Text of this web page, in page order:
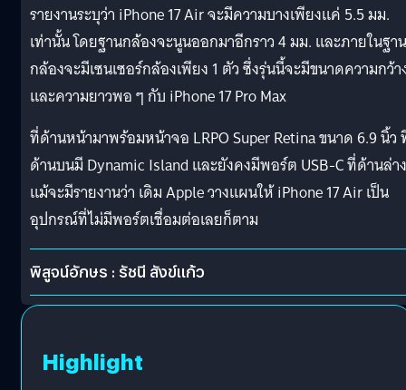
รายงานระบุว่า iPhone 17 Air จะมีความบางเพียงแค่ 5.5 มม.
เท่านั้น โดยฐานกล้องจะนูนออกมาอีกราว 4 มม. และภายในฐาน
กล้องจะมีเซนเซอร์กล้องเพียง 1 ตัว ซึ่งรุ่นนี้จะมีขนาดความกว้า
และความยาวพอ ๆ กับ iPhone 17 Pro Max
ที่ด้านหน้ามาพร้อมหน้าจอ LRPO Super Retina ขนาด 6.9 นิ้ว
ด้านบนมี Dynamic Island และยังคงมีพอร์ต USB-C ที่ด้านล่าง
แม้จะมีรายงานว่า เดิม Apple วางแผนให้ iPhone 17 Air เป็น
อุปกรณ์ที่ไม่มีพอร์ตเชื่อมต่อเลยก็ตาม
พิสูจน์อักษร : รัชนี สังข์แก้ว
Highlight